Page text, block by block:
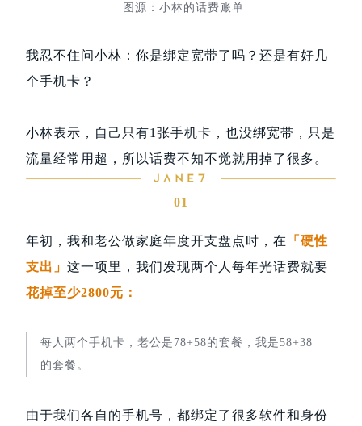
图源：小林的话费账单
我忍不住问小林：你是绑定宽带了吗？还是有好几
个手机卡？
小林表示，自己只有1张手机卡，也没绑宽带，只是
流量经常用超，所以话费不知不觉就用掉了很多。
01
年初，我和老公做家庭年度开支盘点时，在
「硬性
支出」 这一项里，我们发现两个人每年光话费就要
花掉至少2800元：
每人两个手机卡，老公是78+58的套餐，我是58+38
的套餐。
由于我们各自的手机号，都绑定了很多软件和身份